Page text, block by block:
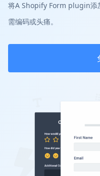
将A Shopify Form plugin添
需编码或头痛。